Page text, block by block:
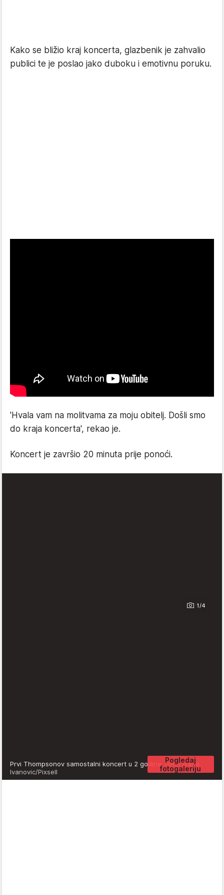
Kako se bližio kraj koncerta, glazbenik je zahvalio
publici te je poslao jako duboku i emotivnu poruku.
'Hvala vam na molitvama za moju obitelj. Došli smo
do kraja koncerta', rekao je.
Koncert je završio 20 minuta prije ponoći.
1/4
Pogledaj
fotogaleriju
Prvi Thompsonov samostalni koncert u 2 godine Foto: Ivana
Ivanovic/Pixsell